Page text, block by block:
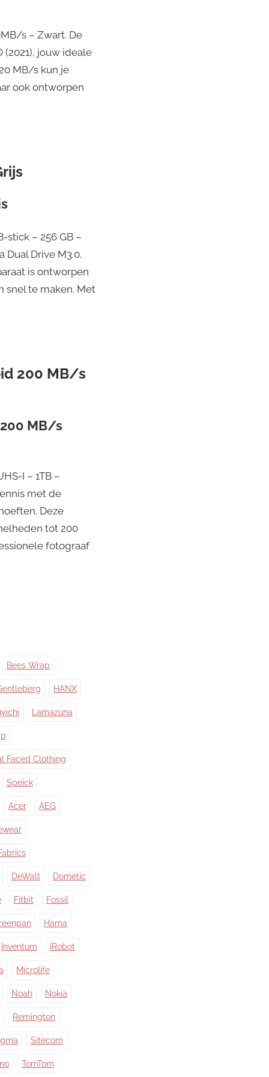
s – Zwart. De
jouw ideale
MB/s kun je
ook ontworpen
stick – 256 GB –
Dual Drive M3.0,
is ontworpen
snel te maken. Met
200 MB/s
200 MB/s
I – 1TB –
met de
Deze
tot 200
fotograaf
Bees Wrap
HANX
Lamazuna
Faced Clothing
Speick
Acer AEG
DeWalt Dometic
Fitbit Fossil
Hama
Inventum iRobot
Microlife
Noah Nokia
Remington
Sitecom
TomTom